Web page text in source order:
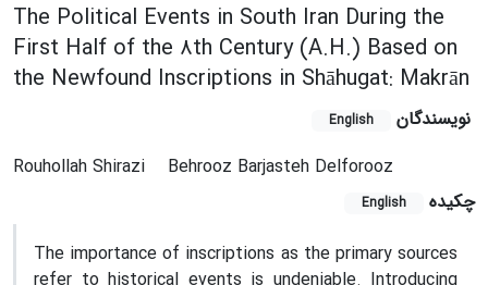
The Political Events in South Iran During the
First Half of the 8th Century (A.H.) Based on
the Newfound Inscriptions in Shāhugat: Makrān
نویسندگان English
Rouhollah Shirazi
Behrooz Barjasteh Delforooz
چکیده
English
The importance of inscriptions as the primary sources